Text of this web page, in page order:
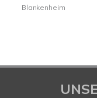
Blankenheim